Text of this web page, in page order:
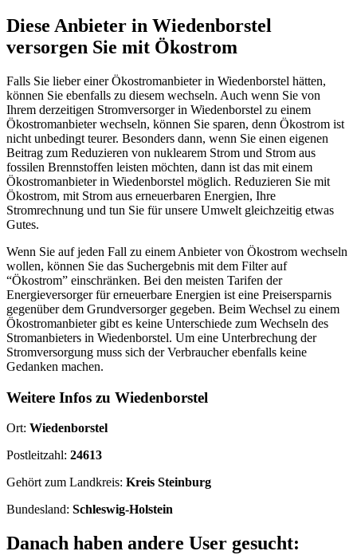
Diese Anbieter in Wiedenborstel
versorgen Sie mit Ökostrom
Falls Sie lieber einer Ökostromanbieter in Wiedenborstel hätten,
können Sie ebenfalls zu diesem wechseln. Auch wenn Sie von
Ihrem derzeitigen Stromversorger in Wiedenborstel zu einem
Ökostromanbieter wechseln, können Sie sparen, denn Ökostrom ist
nicht unbedingt teurer. Besonders dann, wenn Sie einen eigenen
Beitrag zum Reduzieren von nuklearem Strom und Strom aus
fossilen Brennstoffen leisten möchten, dann ist das mit einem
Ökostromanbieter in Wiedenborstel möglich. Reduzieren Sie mit
Ökostrom, mit Strom aus erneuerbaren Energien, Ihre
Stromrechnung und tun Sie für unsere Umwelt gleichzeitig etwas
Gutes.
Wenn Sie auf jeden Fall zu einem Anbieter von Ökostrom wechseln
wollen, können Sie das Suchergebnis mit dem Filter auf
“Ökostrom” einschränken. Bei den meisten Tarifen der
Energieversorger für erneuerbare Energien ist eine Preisersparnis
gegenüber dem Grundversorger gegeben. Beim Wechsel zu einem
Ökostromanbieter gibt es keine Unterschiede zum Wechseln des
Stromanbieters in Wiedenborstel. Um eine Unterbrechung der
Stromversorgung muss sich der Verbraucher ebenfalls keine
Gedanken machen.
Weitere Infos zu Wiedenborstel
Ort: Wiedenborstel
Postleitzahl: 24613
Gehört zum Landkreis: Kreis Steinburg
Bundesland: Schleswig-Holstein
Danach haben andere User gesucht: